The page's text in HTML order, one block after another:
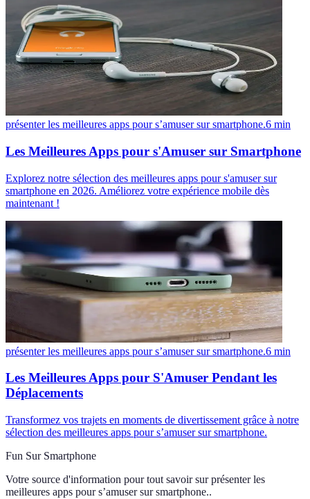
présenter les meilleures apps pour s’amuser sur smartphone.6 min
Les Meilleures Apps pour s'Amuser sur Smartphone
Explorez notre sélection des meilleures apps pour s'amuser sur
smartphone en 2026. Améliorez votre expérience mobile dès
maintenant !
présenter les meilleures apps pour s’amuser sur smartphone.6 min
Les Meilleures Apps pour S'Amuser Pendant les
Déplacements
Transformez vos trajets en moments de divertissement grâce à notre
sélection des meilleures apps pour s’amuser sur smartphone.
Fun Sur Smartphone
Votre source d'information pour tout savoir sur présenter les
meilleures apps pour s’amuser sur smartphone..